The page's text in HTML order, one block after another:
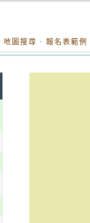
地圖搜尋 · 報名表範例